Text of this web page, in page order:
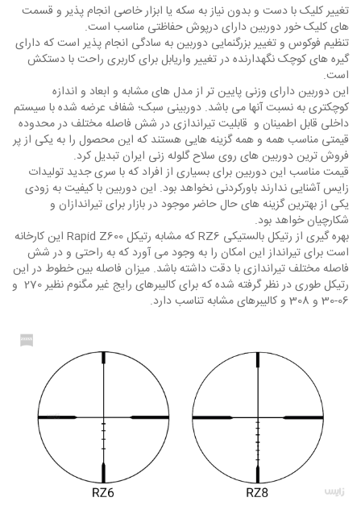
تغییر کلیک با دست و بدون نیاز به سکه یا ابزار خاصی انجام پذیر و قسمت
های کلیک خور دوربین دارای درپوش حفاظتی مناسب است.
تنظیم فوکوس و تغییر بزرگنمایی دوربین به سادگی انجام پذیر است که دارای
گیره های کوچک نگهدارنده در تغییر واریابل برای کاربری راحت با دستکش
است.
این دوربین دارای وزنی پایین تر از مدل های مشابه و ابعاد و اندازه
کوچکتری به نسبت آنها می باشد. دوربینی سبک؛ شفاف عرضه شده با سیستم
داخلی قابل اطمینان و قابلیت تیراندازی در شش فاصله مختلف در محدوده
قیمتی مناسب همه و همه گزینه هایی هستند که این محصول را به یکی از پر
فروش ترین دوربین های روی سلاح گلوله زنی ایران تبدیل کرد.
قیمت مناسب این دوربین برای بسیاری از افراد که با سری جدید تولیدات
زایس آشنایی ندارند باورکردنی نخواهد بود. این دوربین با کیفیت به زودی
یکی از بهترین گزینه های حال حاضر موجود در بازار برای تیراندازان و
شکارچیان خواهد بود.
بهره گیری از رتیکل بالستیکی RZ6 که مشابه رتیکل Rapid Z600 این کارخانه
است برای تیرانداز این امکان را به وجود می آورد که به راحتی و در شش
فاصله مختلف تیراندازی با دقت داشته باشد. میزان فاصله بین خطوط در این
رتیکل طوری در نظر گرفته شده که برای کالیبرهای رایج غیر مگنوم نظیر 270 و
06-30 و 308 و کالیبرهای مشابه تناسب دارد.